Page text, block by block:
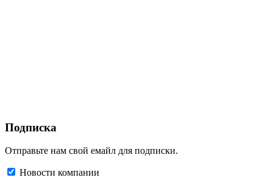
Подписка
Отправьте нам свой емайл для подписки.
Новости компании